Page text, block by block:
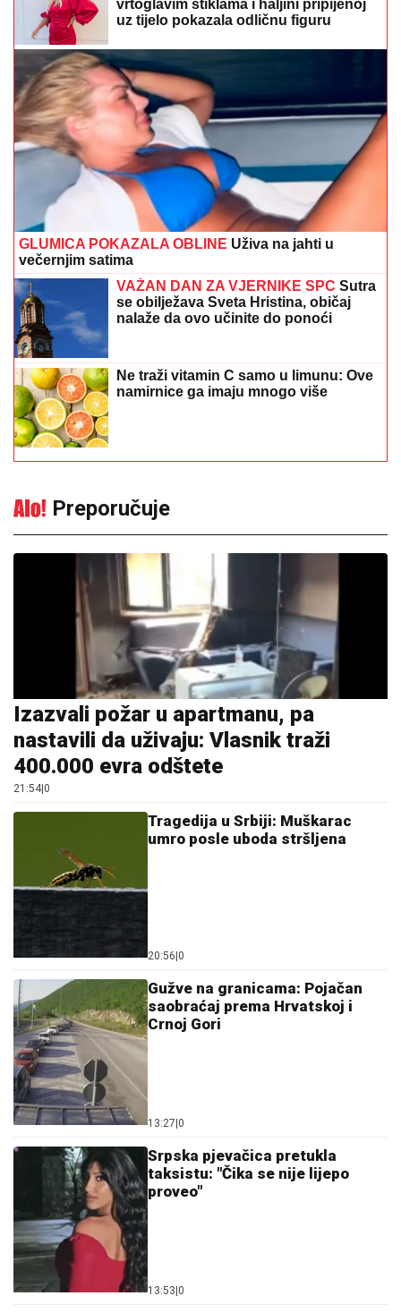
vrtoglavim štiklama i haljini pripijenoj
uz tijelo pokazala odličnu figuru
GLUMICA POKAZALA OBLINE Uživa na jahti u
večernjim satima
VAŽAN DAN ZA VJERNIKE SPC Sutra
se obilježava Sveta Hristina, običaj
nalaže da ovo učinite do ponoći
Ne traži vitamin C samo u limunu: Ove
namirnice ga imaju mnogo više
Preporučuje
Izazvali požar u apartmanu, pa
nastavili da uživaju: Vlasnik traži
400.000 evra odštete
21:54 0
Tragedija u Srbiji: Muškarac
umro posle uboda stršljena
20:56 0
Gužve na granicama: Pojačan
saobraćaj prema Hrvatskoj i
Crnoj Gori
13:27 0
Srpska pjevačica pretukla
taksistu: "Čika se nije lijepo
proveo"
13:53 0